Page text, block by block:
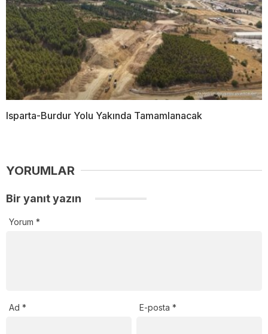
Isparta-Burdur Yolu Yakında Tamamlanacak
YORUMLAR
Bir yanıt yazın
Yorum *
Ad * E-posta*